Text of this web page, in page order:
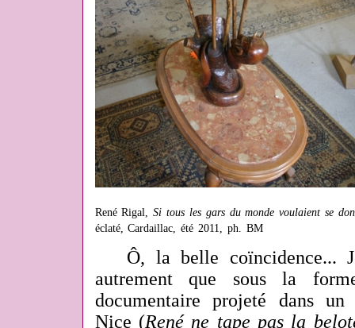
René Rigal,Si tous les gars du monde voulaient se
éclaté, Cardaillac, été 2011, ph. BM
Ô, la belle coïncidence...
autrement que sous la
documentaire projeté dans
Nice (René ne tape pas la